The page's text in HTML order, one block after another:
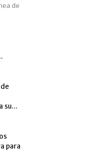
de
su...
para